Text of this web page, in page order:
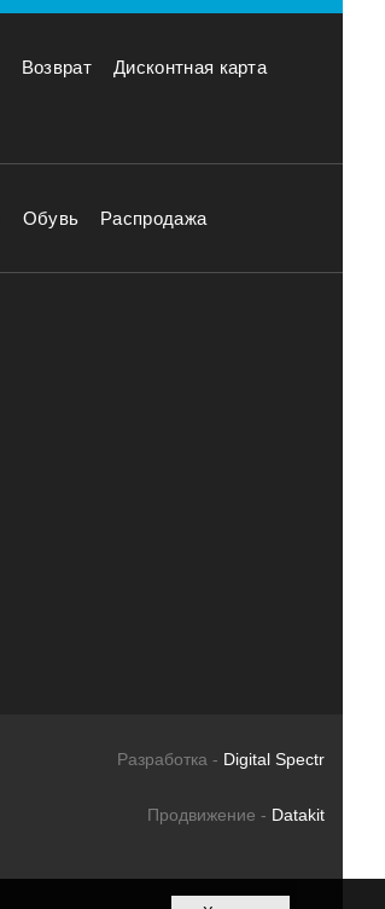
Возврат Дисконтная карта
Обувь Распродажа
Разработка - Digital Spectr
Продвижение - Datakit